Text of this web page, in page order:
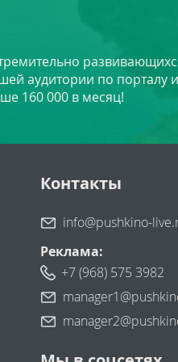
аудитории по порталу и
160 000 в месяц!
Контакты
info@pushkino-
Реклама:
+7 (968) 575 3982